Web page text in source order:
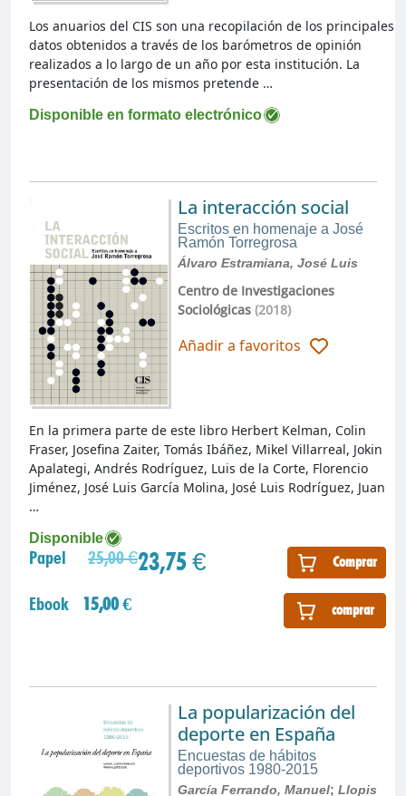
Disponible en formato electrónico
Los anuarios del CIS son una recopilación de los principales
datos obtenidos a través de los barómetros de opinión
realizados a lo largo de un año por esta institución. La
presentación de los mismos pretende …
La interacción social
Escritos en homenaje a José
Ramón Torregrosa
Álvaro Estramiana, José Luis
Centro de Investigaciones
Sociológicas(2018)
Añadir a favoritos
Disponible
Papel 25,00 €23,75 € Comprar
Ebook 15,00 € comprar
En la primera parte de este libro Herbert Kelman, Colin
Fraser, Josefina Zaiter, Tomás Ibáñez, Mikel Villarreal, Jokin
Apalategi, Andrés Rodríguez, Luis de la Corte, Florencio
Jiménez, José Luis García Molina, José Luis Rodríguez, Juan
…
La popularización del
deporte en España
Encuestas de hábitos
deportivos 1980-2015
García Ferrando, Manuel; Llopis